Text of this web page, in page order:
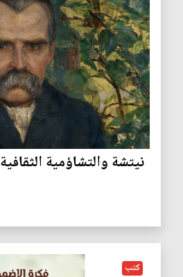
نيتشة والتشاؤمية الثقافية
كتب